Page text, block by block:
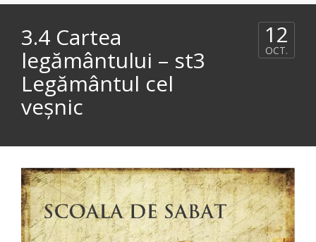
3.4 Cartea
legământului – st3
Legământul cel
veşnic
12
OCT.